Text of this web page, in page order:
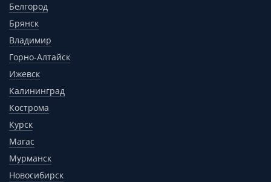
Белгород
Брянск
Владимир
Горно-Алтайск
Ижевск
Калининград
Кострома
Курск
Магас
Мурманск
Новосибирск